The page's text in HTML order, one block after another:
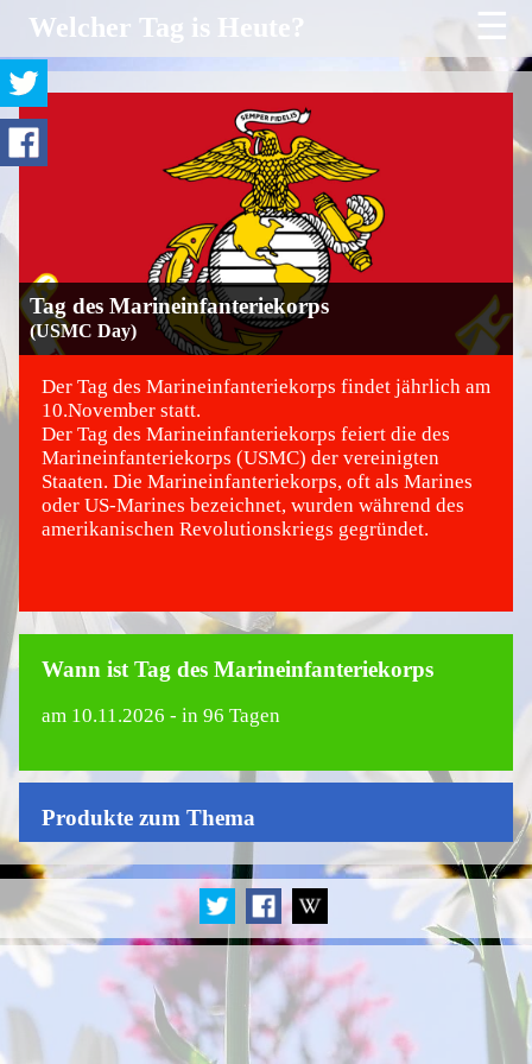
Welcher Tag is Heute? ☰
Tag des Marineinfanteriekorps
(USMC Day)
©
Der Tag des Marineinfanteriekorps findet jährlich am
10.November statt.
Der Tag des Marineinfanteriekorps feiert die des
Marineinfanteriekorps (USMC) der vereinigten
Staaten. Die Marineinfanteriekorps, oft als Marines
oder US-Marines bezeichnet, wurden während des
amerikanischen Revolutionskriegs gegründet.
Wann ist Tag des Marineinfanteriekorps
am 10.11.2026 - in 96 Tagen
Produkte zum Thema